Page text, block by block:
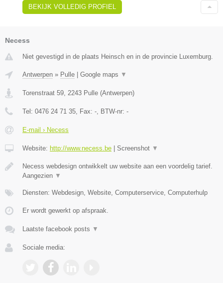
BEKIJK VOLLEDIG PROFIEL
Necess
Niet gevestigd in de plaats Heinsch en in de provincie Luxemburg.
Antwerpen » Pulle Google maps ▼
Torenstraat 59, 2243 Pulle (Antwerpen)
Tel: 0476 24 71 35, Fax: -, BTW-nr: -
E-mail › Necess
Website: http://www.necess.be Screenshot ▼
Necess webdesign ontwikkelt uw website aan een voordelig tarief.
Aangezien ▼
Diensten: Webdesign, Website, Computerservice, Computerhulp
Er wordt gewerkt op afspraak.
Laatste facebook posts ▼
Sociale media: